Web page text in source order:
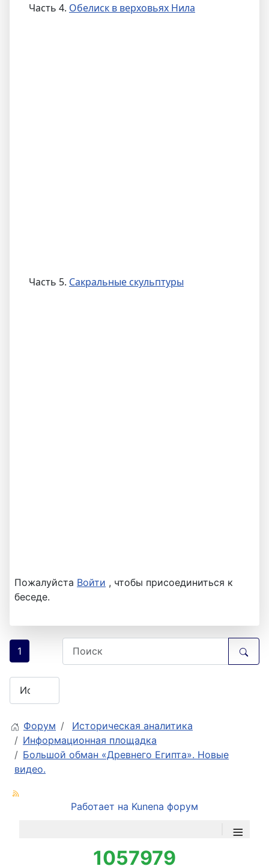
Часть 4. Обелиск в верховьях Нила
Часть 5. Сакральные скульптуры
Пожалуйста Войти , чтобы присоединиться к
беседе.
1
Форум
Историческая аналитика
Информационная площадка
Большой обман «Древнего Египта». Новые
видео.
Работает на Kunena форум
≡
1057979